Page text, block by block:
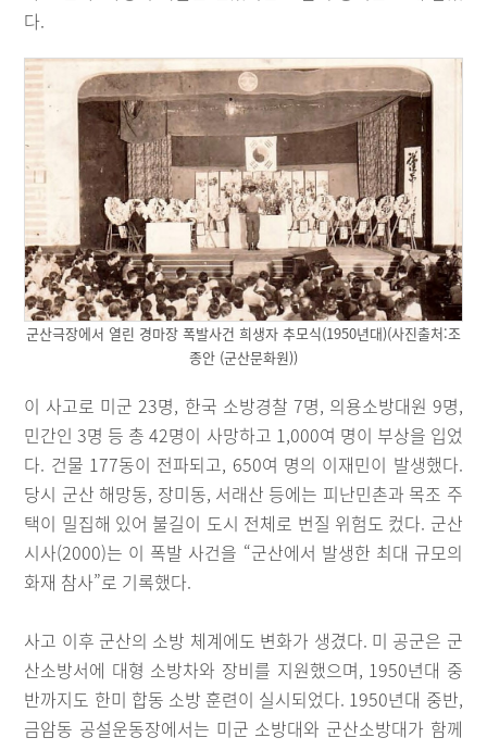
다.
군산극장에서 열린 경마장 폭발사건 희생자 추모식(1950년대)(사진출처:조
종안 (군산문화원))
이 사고로 미군 23명, 한국 소방경찰 7명, 의용소방대원 9명,
민간인 3명 등 총 42명이 사망하고 1,000여 명이 부상을 입었
다. 건물 177동이 전파되고, 650여 명의 이재민이 발생했다.
당시 군산 해망동, 장미동, 서래산 등에는 피난민촌과 목조 주
택이 밀집해 있어 불길이 도시 전체로 번질 위험도 컸다. 군산
시사(2000)는 이 폭발 사건을 “군산에서 발생한 최대 규모의
화재 참사”로 기록했다.
사고 이후 군산의 소방 체계에도 변화가 생겼다. 미 공군은 군
산소방서에 대형 소방차와 장비를 지원했으며, 1950년대 중
반까지도 한미 합동 소방 훈련이 실시되었다. 1950년대 중반,
금암동 공설운동장에서는 미군 소방대와 군산소방대가 함께